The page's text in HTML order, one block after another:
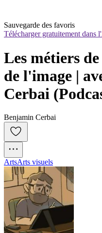
Sauvegarde des favoris
Télécharger gratuitement dans
Les métiers
de l'image |
Cerbai
Benjamin Cerbai
ArtsArts visuels